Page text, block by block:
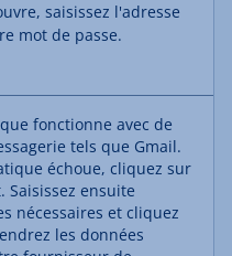
saisissez l'adresse
mot de passe.
fonctionne avec de
tels que Gmail.
échoue, cliquez sur
Saisissez ensuite
nécessaires et cliquez
les données